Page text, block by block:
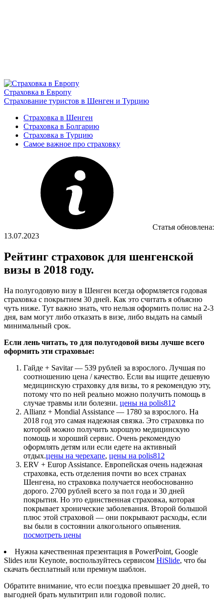
Страховка в Европу
Страхование туристов в Шенген и Турцию
Страховка в Шенген
Страховка в Болгарию
Страховка в Турцию
Самое важное про страховку
Статья обновлена:
13.07.2023
Рейтинг страховок для шенгенской
визы в 2018 году.
На полугодовую визу в Шенген всегда оформляется годовая
страховка с покрытием 30 дней. Как это считать я объясню
чуть ниже. Тут важно знать, что нельзя оформить полис на 2-3
дня, вам могут либо отказать в визе, либо выдать на самый
минимальный срок.
Если лень читать, то для полугодовой визы лучше всего
оформить эти страховые:
Гайде + Savitar — 539 рублей за взрослого. Лучшая по
соотношению цена / качество. Если вы ищите дешевую
медицинскую страховку для визы, то я рекомендую эту,
потому что по ней реально можно получить помощь в
случае травмы или болезни. цены на polis812
Allianz + Mondial Assistance — 1780 за взрослого. На
2018 год это самая надежная связка. Это страховка по
которой можно получить хорошую медицинскую
помощь и хороший сервис. Очень рекомендую
оформлять детям или если едете на активный
отдых.цены на черехапе, цены на polis812
ERV + Europ Assistance. Европейская очень надежная
страховка, есть отделения почти во всех странах
Шенгена, но страховка получается необоснованно
дорого. 2700 рублей всего за пол года и 30 дней
покрытия. Но это единственная страховка, которая
покрывает хронические заболевания. Второй большой
плюс этой страховой — они покрывают расходы, если
вы были в состоянии алкогольного опьянения.
посмотреть цены
Нужна качественная презентация в PowerPoint, Google
Slides или Keynote, воспользуйтесь сервисом HiSlide, что бы
скачать бесплатный или премиум шаблон.
Обратите внимание, что если поездка превышает 20 дней, то
выгодней брать мультитрип или годовой полис.